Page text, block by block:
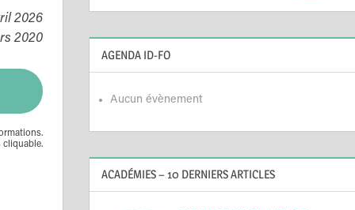
2026
2020
cliquable.
AGENDA ID-FO
Aucun évènement
ACADÉMIES – 10 DERNIERS ARTICLES